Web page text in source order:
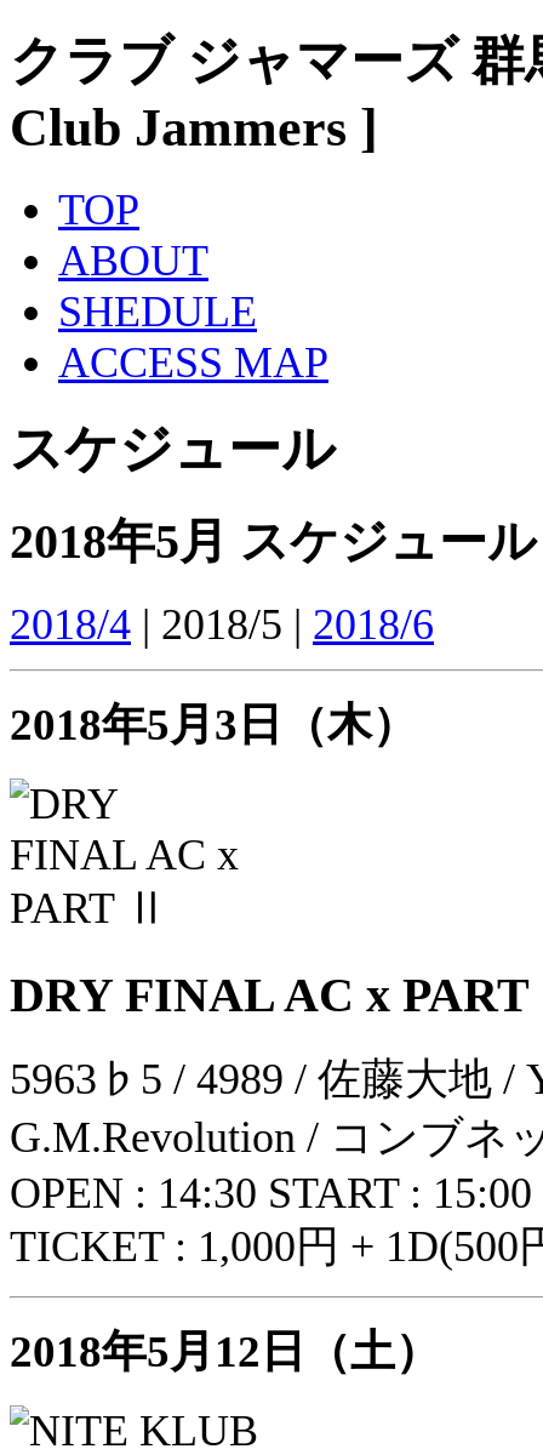
クラブ ジャマーズ
Club Jammers ]
TOP
ABOUT
SHEDULE
ACCESS MAP
スケジュール
2018年5月 スケジュール
2018/4 | 2018/5 | 2018/6
2018年5月3日（木）
DRY FINAL AC x
5963♭5 / 4989 / 佐藤大地 /
G.M.Revolution / コンブネ
OPEN : 14:30 START : 15:00
TICKET : 1,000円 + 1D(500
2018年5月12日（土）